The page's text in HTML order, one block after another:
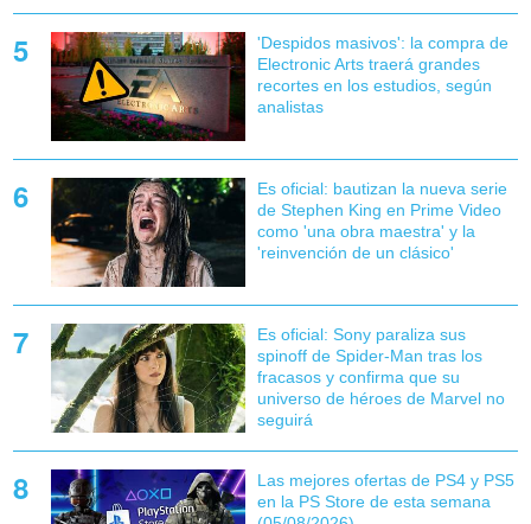
'Despidos masivos': la compra de
Electronic Arts traerá grandes
recortes en los estudios, según
analistas
Es oficial: bautizan la nueva serie
de Stephen King en Prime Video
como 'una obra maestra' y la
'reinvención de un clásico'
Es oficial: Sony paraliza sus
spinoff de Spider-Man tras los
fracasos y confirma que su
universo de héroes de Marvel no
seguirá
Las mejores ofertas de PS4 y PS5
en la PS Store de esta semana